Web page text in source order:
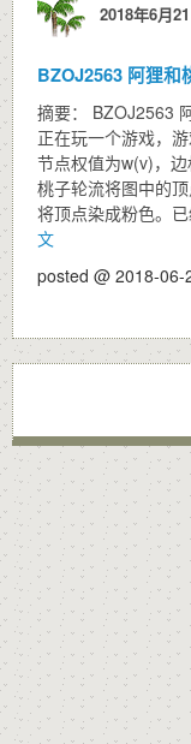
2018年6月
BZOJ2563 阿狸和
摘要： BZOJ2563
正在玩一个游戏，
节点权值为w(v)，
桃子轮流将图中的
将顶点染成粉色。
文
posted @ 2018-